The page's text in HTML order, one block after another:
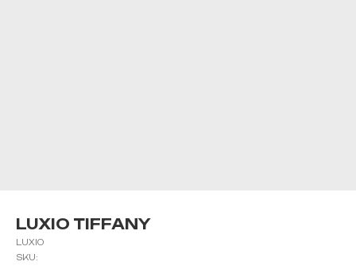
LUXIO TIFFANY
LUXIO
SKU: